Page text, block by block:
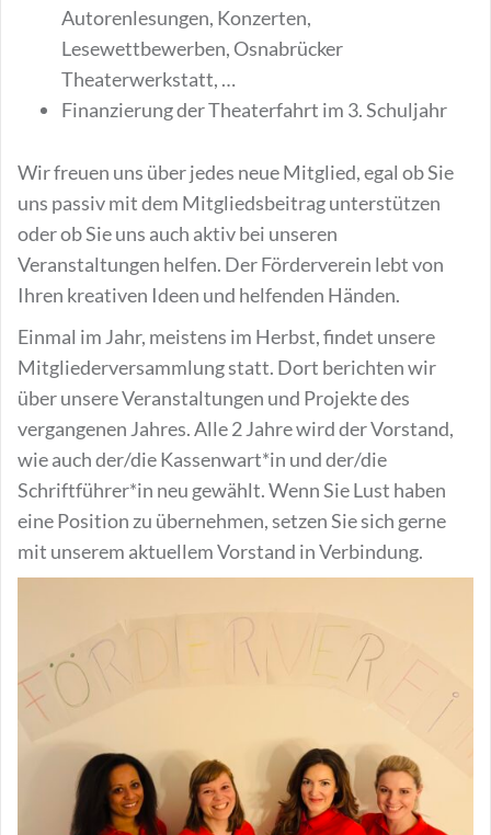
Autorenlesungen, Konzerten,
Lesewettbewerben, Osnabrücker
Theaterwerkstatt, …
Finanzierung der Theaterfahrt im 3. Schuljahr
Wir freuen uns über jedes neue Mitglied, egal ob Sie
uns passiv mit dem Mitgliedsbeitrag unterstützen
oder ob Sie uns auch aktiv bei unseren
Veranstaltungen helfen. Der Förderverein lebt von
Ihren kreativen Ideen und helfenden Händen.
Einmal im Jahr, meistens im Herbst, findet unsere
Mitgliederversammlung statt. Dort berichten wir
über unsere Veranstaltungen und Projekte des
vergangenen Jahres. Alle 2 Jahre wird der Vorstand,
wie auch der/die Kassenwart*in und der/die
Schriftführer*in neu gewählt. Wenn Sie Lust haben
eine Position zu übernehmen, setzen Sie sich gerne
mit unserem aktuellem Vorstand in Verbindung.